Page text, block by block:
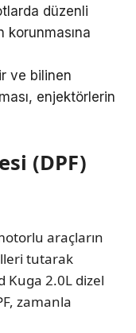
düzenli
korunmasına
ve bilinen
enjektörlerin
(DPF)
araçların
tutarak
Kuga 2.0L dizel
zamanla